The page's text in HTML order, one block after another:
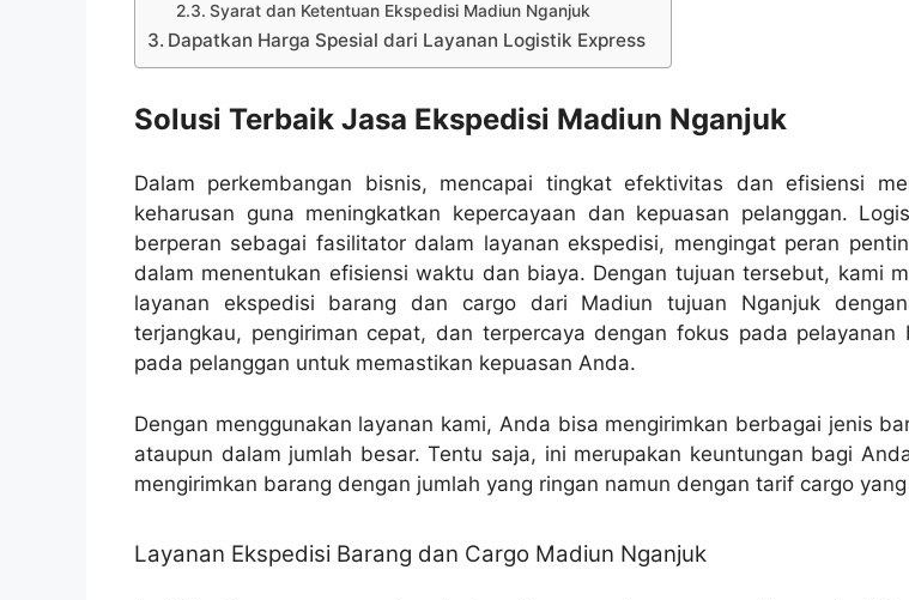
Syarat dan Ketentuan Ekspedisi Madiun Nganjuk
Dapatkan Harga Spesial dari Layanan Logistik Express
Solusi Terbaik Jasa Ekspedisi Madiun Nganjuk
Dalam perkembangan bisnis, mencapai tingkat efektivitas dan efisiensi
keharusan guna meningkatkan kepercayaan dan kepuasan pelanggan.
berperan sebagai fasilitator dalam layanan ekspedisi, mengingat peran
dalam menentukan efisiensi waktu dan biaya. Dengan tujuan tersebut, kami
layanan ekspedisi barang dan cargo dari Madiun tujuan Nganjuk
terjangkau, pengiriman cepat, dan terpercaya dengan fokus pada pelayanan
pada pelanggan untuk memastikan kepuasan Anda.
Dengan menggunakan layanan kami, Anda bisa mengirimkan berbagai jenis
ataupun dalam jumlah besar. Tentu saja, ini merupakan keuntungan bagi
mengirimkan barang dengan jumlah yang ringan namun dengan tarif cargo
Layanan Ekspedisi Barang dan Cargo Madiun Nganjuk